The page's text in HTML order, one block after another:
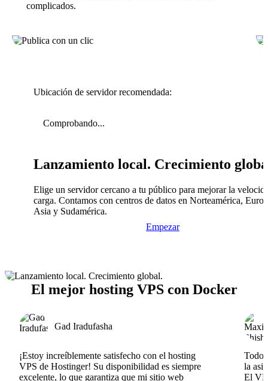
complicados.
Ubicación de servidor recomendada:
Comprobando...
Lanzamiento local. Crecimiento
Elige un servidor cercano a tu público para mejorar la
carga. Contamos con centros de datos en Norteamérica,
Asia y Sudamérica.
Empezar
El mejor hosting VPS con Docker
Gad Iradufasha
¡Estoy increíblemente satisfecho con el hosting
VPS de Hostinger! Su disponibilidad es siempre
excelente, lo que garantiza que mi sitio web
Todo
la
El